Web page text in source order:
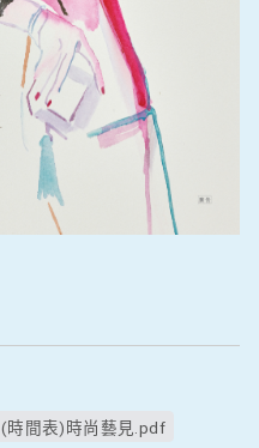
(時間表)時尚藝見.pdf